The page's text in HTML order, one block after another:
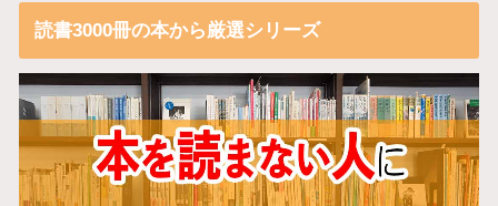
読書3000冊の本から厳選シリーズ